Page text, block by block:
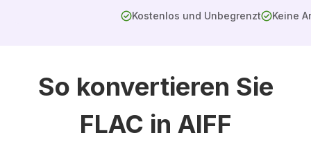
Kostenlos und Unbegrenzt Keine
So konvertieren Sie
FLAC in AIFF